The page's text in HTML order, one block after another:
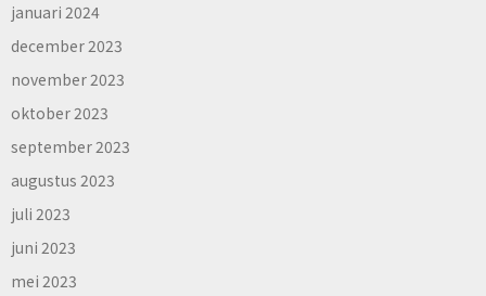
januari 2024
december 2023
november 2023
oktober 2023
september 2023
augustus 2023
juli 2023
juni 2023
mei 2023